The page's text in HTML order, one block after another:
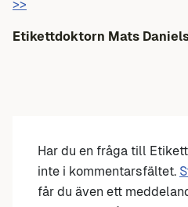
>>
Etikettdoktorn Mats
Har du en fråga till
inte i kommentarsfältet.
får du även ett